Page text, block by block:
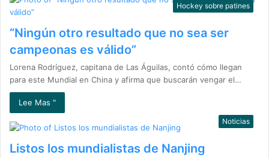
Hockey sobre patines
“Ningún otro resultado que no sea ser
campeonas es válido”
Lorena Rodríguez, capitana de Las Águilas, contó cómo llegan
para este Mundial en China y afirma que buscarán vengar el…
Lee Mas "
Noticias
Listos los mundialistas de Nanjing